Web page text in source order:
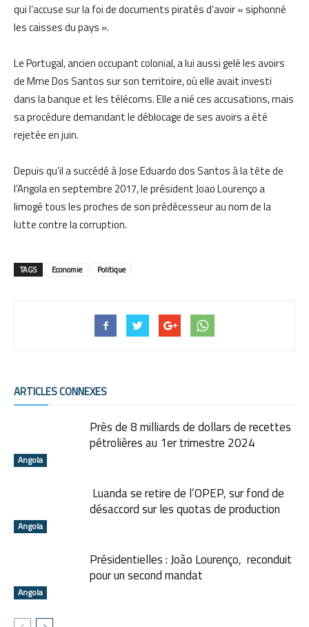
qui l’accuse sur la foi de documents piratés d’avoir « siphonné
les caisses du pays ».
Le Portugal, ancien occupant colonial, a lui aussi gelé les avoirs
de Mme Dos Santos sur son territoire, où elle avait investi
dans la banque et les télécoms. Elle a nié ces accusations, mais
sa procédure demandant le déblocage de ses avoirs a été
rejetée en juin.
Depuis qu’il a succédé à Jose Eduardo dos Santos à la tête de
l’Angola en septembre 2017, le président Joao Lourenço a
limogé tous les proches de son prédécesseur au nom de la
lutte contre la corruption.
TAGS Economie Politique
ARTICLES CONNEXES
Angola
Près de 8 milliards de dollars de recettes
pétrolières au 1er trimestre 2024
Angola
Luanda se retire de l’OPEP, sur fond de
désaccord sur les quotas de production
Angola
Présidentielles : João Lourenço, reconduit
pour un second mandat